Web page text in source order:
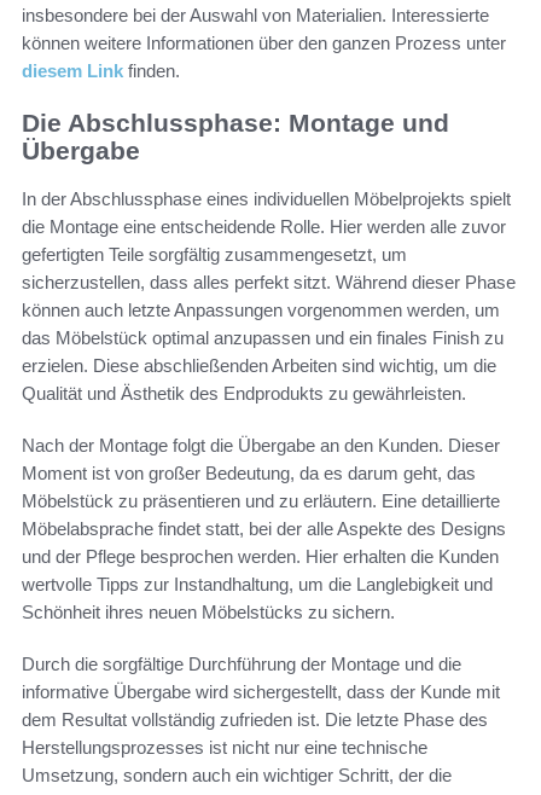
insbesondere bei der Auswahl von Materialien. Interessierte
können weitere Informationen über den ganzen Prozess unter
diesem Link finden.
Die Abschlussphase: Montage und
Übergabe
In der Abschlussphase eines individuellen Möbelprojekts spielt
die Montage eine entscheidende Rolle. Hier werden alle zuvor
gefertigten Teile sorgfältig zusammengesetzt, um
sicherzustellen, dass alles perfekt sitzt. Während dieser Phase
können auch letzte Anpassungen vorgenommen werden, um
das Möbelstück optimal anzupassen und ein finales Finish zu
erzielen. Diese abschließenden Arbeiten sind wichtig, um die
Qualität und Ästhetik des Endprodukts zu gewährleisten.
Nach der Montage folgt die Übergabe an den Kunden. Dieser
Moment ist von großer Bedeutung, da es darum geht, das
Möbelstück zu präsentieren und zu erläutern. Eine detaillierte
Möbelabsprache findet statt, bei der alle Aspekte des Designs
und der Pflege besprochen werden. Hier erhalten die Kunden
wertvolle Tipps zur Instandhaltung, um die Langlebigkeit und
Schönheit ihres neuen Möbelstücks zu sichern.
Durch die sorgfältige Durchführung der Montage und die
informative Übergabe wird sichergestellt, dass der Kunde mit
dem Resultat vollständig zufrieden ist. Die letzte Phase des
Herstellungsprozesses ist nicht nur eine technische
Umsetzung, sondern auch ein wichtiger Schritt, der die